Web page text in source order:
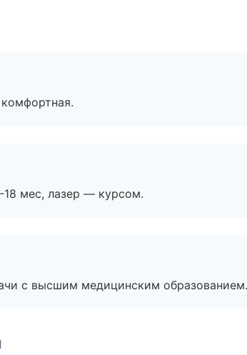
мес, лазер — курсом.
с высшим медицинским образованием.